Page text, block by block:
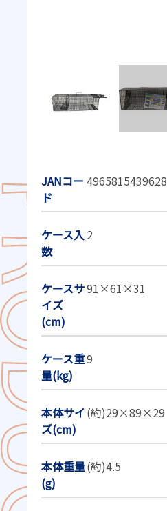
JANコー
ド
4965815439628
ケース入
数
2
ケースサ
イズ
(cm)
91×61×31
ケース重
量(kg)
9
本体サイ
ズ(cm)
(約)29×89×29
本体重量
(g)
(約)4.5